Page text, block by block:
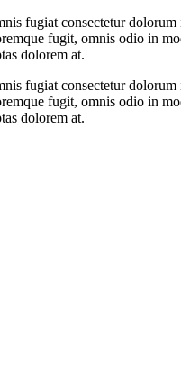
fugiat consectetur
fugit, omnis odio in
dolorem at.
fugiat consectetur
fugit, omnis odio in
dolorem at.